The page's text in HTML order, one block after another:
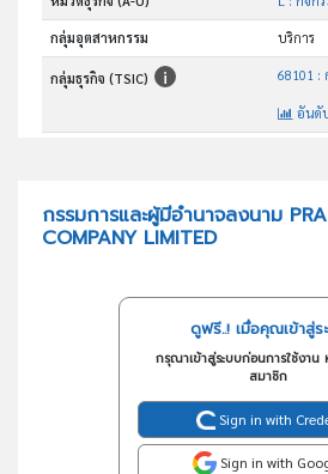
กลุ่มอุตสาหกรรม บริการ
กลุ่มธุรกิจ (TSIC)
อันดั
กรรมการและผู้มีอำนาจลงนาม
COMPANY LIMITED
ดูฟรี..! เมื่อคุณเข้าสู่ร
กรุณาเข้าสู่ระบบก่อนการใช้งาน
สมาชิก
Sign in with
Sign in with